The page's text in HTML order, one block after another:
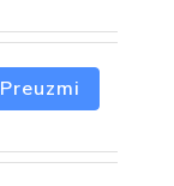
Preuzmi